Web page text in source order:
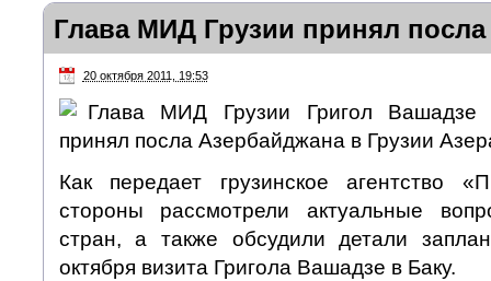
Глава МИД Грузии принял
20 октября 2011, 19:53
Глава МИД Грузии Григол Вашадзе
принял посла Азербайджана в Грузии
Как передает грузинское агентство
стороны рассмотрели актуальные
стран, а также обсудили детали
октября визита Григола Вашадзе в Баку.